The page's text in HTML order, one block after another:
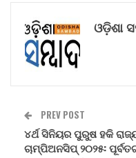
ଓଡ଼ିଶା
PREV POST
୪ର୍ଥ ସିନିୟର ପୁରୁଷ ହକି
ଚାମ୍ପିଅନସିପ୍ ୨୦୨୫: